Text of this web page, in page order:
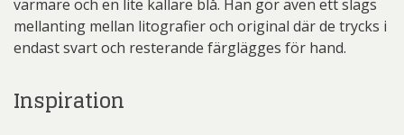
varmare och en lite kallare blå. Han gör även ett slags
mellanting mellan litografier och original där de trycks i
endast svart och resterande färglägges för hand.
Inspiration